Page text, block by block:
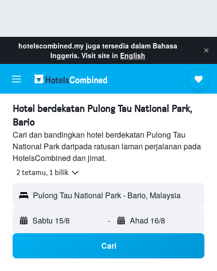
hotelscombined.my juga tersedia dalam Bahasa
Inggeris. Visit site in English
Hotel berdekatan Pulong Tau National Park,
Bario
Cari dan bandingkan hotel berdekatan Pulong Tau
National Park daripada ratusan laman perjalanan pada
HotelsCombined dan jimat.
2 tetamu, 1 bilik
Pulong Tau National Park - Bario, Malaysia
Sabtu 15/8 - Ahad 16/8
Cari